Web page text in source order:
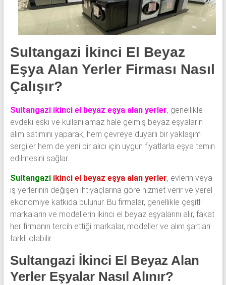
alınır.
Sultangazi İkinci El Beyaz
Eşya Alan Yerler Firması Nasıl
Çalışır?
Sultangazi ikinci el beyaz eşya alan yerler, genellikle
evdeki eski ve kullanılamaz hale gelmiş beyaz eşyaların
alım satımını yaparak, hem çevreye duyarlı bir yaklaşım
sergiler hem de yeni bir alıcı için uygun fiyatlarla eşya temin
edilmesini sağlar.
Sultangazi ikinci el beyaz eşya alan yerler, evlerin veya
iş yerlerinin değişen ihtiyaçlarına göre hizmet verir ve yerel
ekonomiye katkıda bulunur. Bu firmalar, genellikle çeşitli
markaların ve modellerin ikinci el beyaz eşyalarını alır, fakat
her firmanın tercih ettiği markalar, modeller ve alım şartları
farklı olabilir.
Sultangazi İkinci El Beyaz Alan
Yerler Eşyalar Nasıl Alınır?